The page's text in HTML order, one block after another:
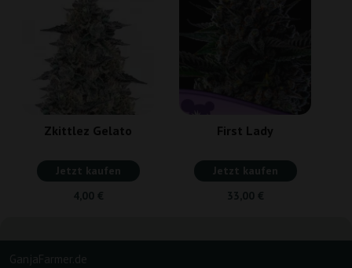
Zkittlez Gelato
Jetzt kaufen
4,00 €
First Lady
Jetzt kaufen
33,00 €
GanjaFarmer.de